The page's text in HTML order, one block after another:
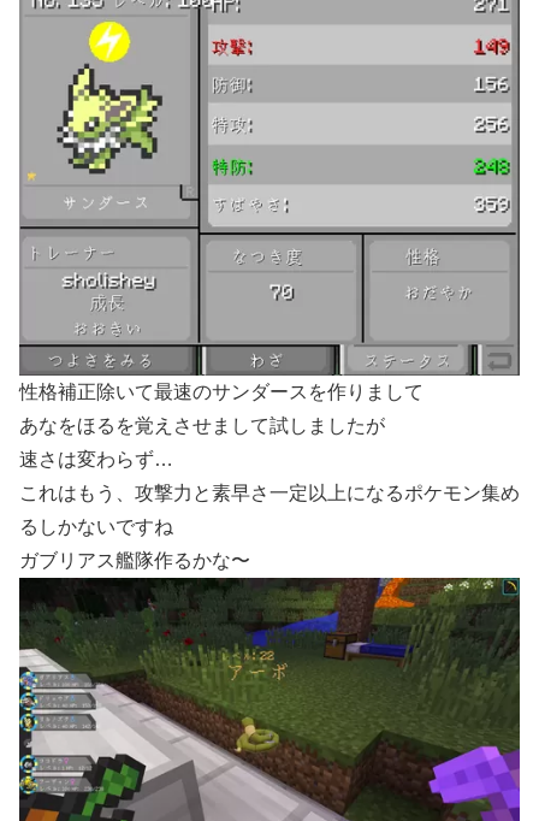
性格補正除いて最速のサンダースを作りまして
あなをほるを覚えさせまして試しましたが
速さは変わらず…
これはもう、攻撃力と素早さ一定以上になるポケモン集め
るしかないですね
ガブリアス艦隊作るかな〜